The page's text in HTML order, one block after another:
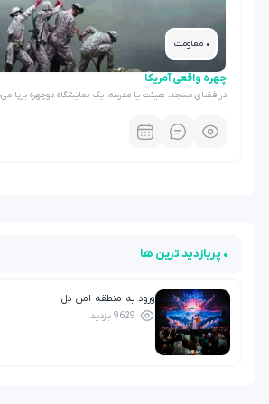
• مقاومت
چهره واقعی آمریکا
در فضای مسجد، هیئت یا مدرسه، یک نمایشگاه دوچهره برپا
• پربازدید ترین ها
ورود به منطقه امن دل
9629 بازدید